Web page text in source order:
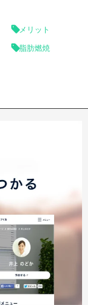
メリット
脂肪燃焼